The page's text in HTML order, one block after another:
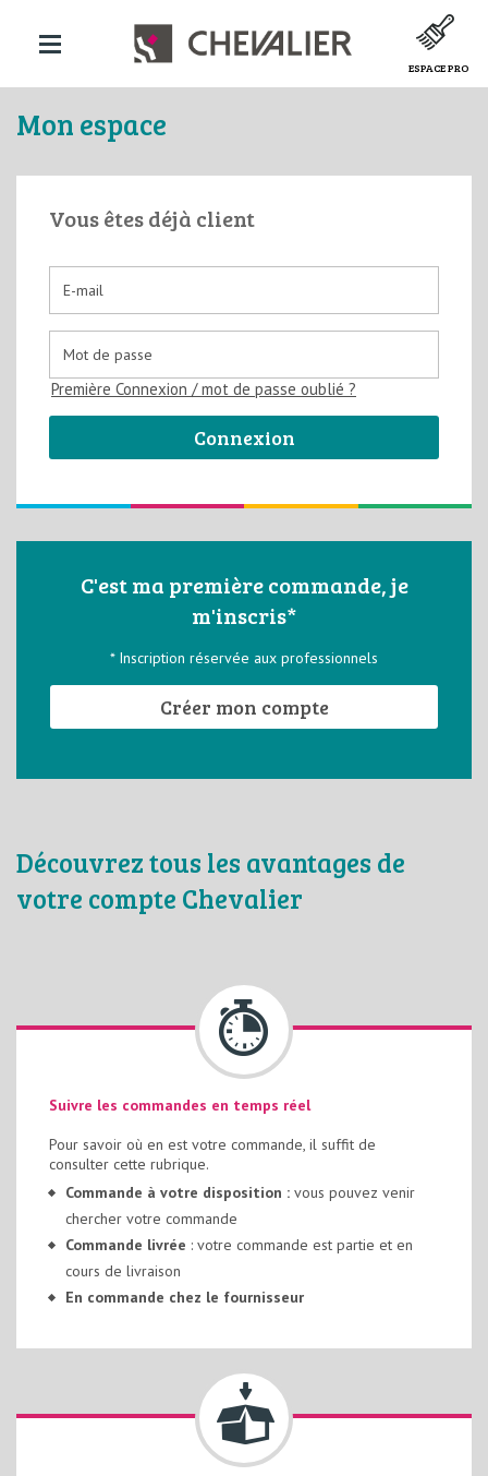
ESPACE PRO
Mon espace
Vous êtes déjà client
Première Connexion / mot de passe oublié ?
C'est ma première commande, je
m'inscris*
* Inscription réservée aux professionnels
Créer mon compte
Découvrez tous les avantages de
votre compte Chevalier
Suivre les commandes en temps réel
Pour savoir où en est votre commande, il suffit de
consulter cette rubrique.
Commande à votre disposition : vous pouvez venir
chercher votre commande
Commande livrée : votre commande est partie et en
cours de livraison
En commande chez le fournisseur